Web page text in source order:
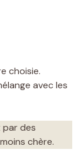
choisie.
avec les
par des
chère.